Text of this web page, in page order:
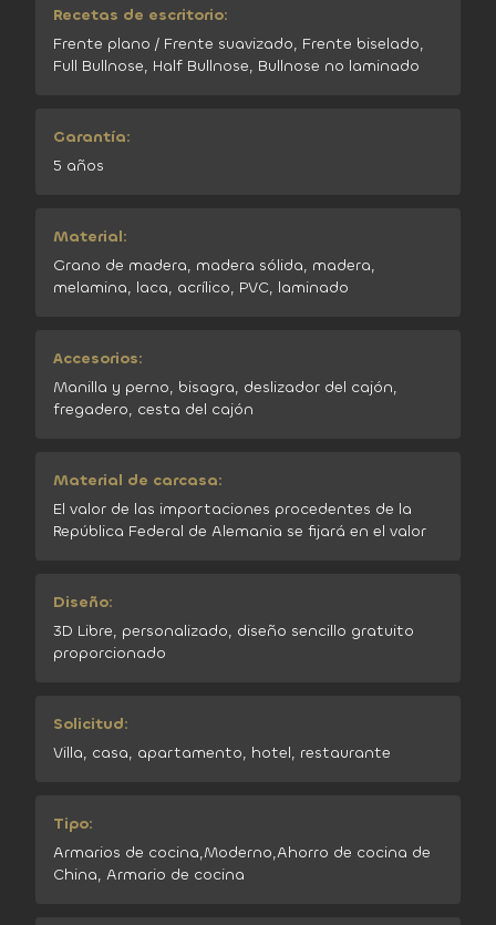
Recetas de escritorio:
Frente plano / Frente suavizado, Frente biselado,
Full Bullnose, Half Bullnose, Bullnose no laminado
Garantía:
5 años
Material:
Grano de madera, madera sólida, madera,
melamina, laca, acrílico, PVC, laminado
Accesorios:
Manilla y perno, bisagra, deslizador del cajón,
fregadero, cesta del cajón
Material de carcasa:
El valor de las importaciones procedentes de la
República Federal de Alemania se fijará en el valor
Diseño:
3D Libre, personalizado, diseño sencillo gratuito
proporcionado
Solicitud:
Villa, casa, apartamento, hotel, restaurante
Tipo:
Armarios de cocina,Moderno,Ahorro de cocina de
China, Armario de cocina